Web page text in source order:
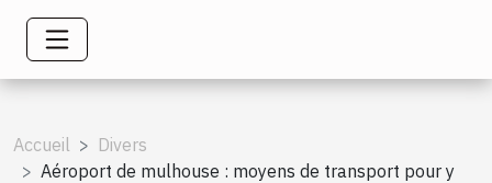
Accueil
Divers
Aéroport de mulhouse : moyens de transport pour y